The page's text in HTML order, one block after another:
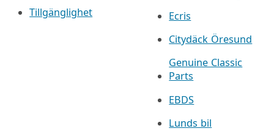
Tillgänglighet
Ecris
Citydäck Öresund
Genuine Classic
Parts
EBDS
Lunds bil